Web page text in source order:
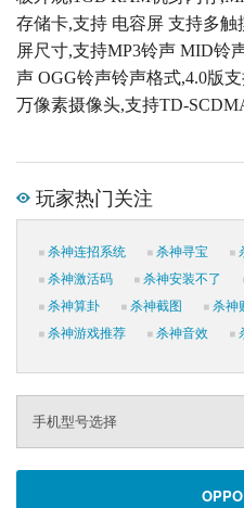
存储卡,支持 电容屏 支持多触
屏尺寸,支持MP3铃声 MID铃
声 OGG铃声铃声格式,4.0版
万像素摄像头,支持TD-
玩家热门关注
杀神连招系统 杀神寻宝
杀神激活码
杀神安装不了
杀神算卦
杀神截图 杀神
杀神游戏推荐
杀神音效
手机型号选择
OPPO